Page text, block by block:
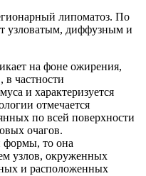
липоматоз. По
узловатым, диффузным и
на фоне ожирения,
в частности
и характеризуется
отмечается
по всей поверхности
очагов.
формы, то она
узлов, окруженных
и расположенных